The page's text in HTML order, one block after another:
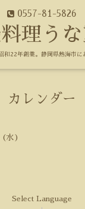
0557-81-5826
理うな
和22年創業。静岡県熱海市に
カレンダー
(水)
Select Language